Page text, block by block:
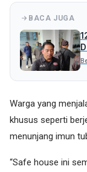
BACA JUGA
Warga yang
khusus seperti
menunjang imun
“Safe house ini